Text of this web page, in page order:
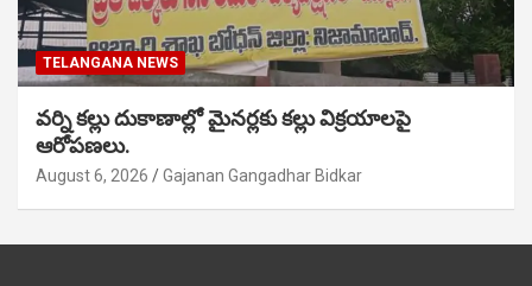
TELANGANA NEWS
వర్ని కల్లు దుకాణాల్లో మైనర్లకు కల్లు విక్రయాలపై
ఆరోపణలు.
August 6, 2026 Gajanan Gangadhar Bidkar